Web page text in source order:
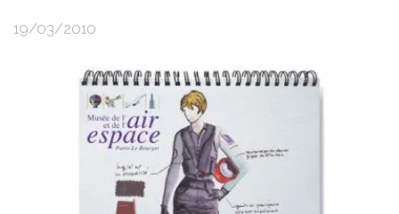
19/03/2010